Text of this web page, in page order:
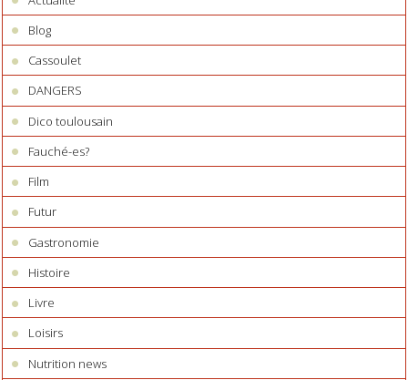
Blog
Cassoulet
DANGERS
Dico toulousain
Fauché-es?
Film
Futur
Gastronomie
Histoire
Livre
Loisirs
Nutrition news